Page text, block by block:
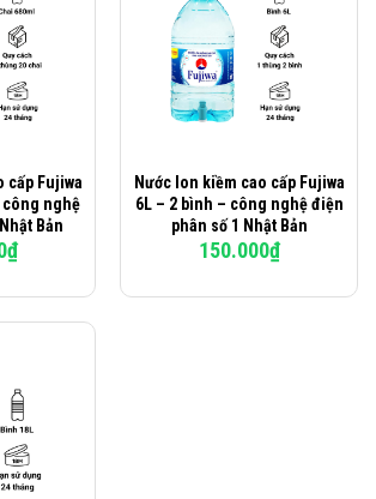
cấp Fujiwa
công nghệ
Bản
₫
Nước Ion kiềm cao cấp Fujiwa
6L – 2 bình – công nghệ điện
phân số 1 Nhật Bản
150.000₫